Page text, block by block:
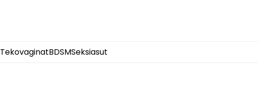
TekovaginatBDSMSeksiasut